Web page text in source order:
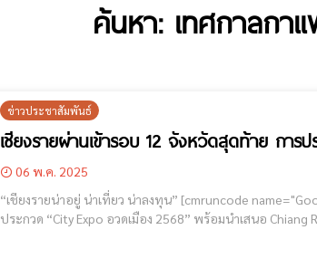
ค้นหา: เทศกาลกาแ
ข่าวประชาสัมพันธ์
เชียงรายผ่านเข้ารอบ 12 จังหวัดสุดท้าย การ
06 พ.ค. 2025
“เชียงรายน่าอยู่ น่าเที่ยว น่าลงทุน” [cmruncode name="GoogleADS"] เชียงรายผ่านเข้ารอบ 12 จังหวัดสุดท้าย จาก 51 จังหวัดทั่วประเทศ ในการ
ประกวด “City Expo อวดเมือง 2568” พร้อมนำเสนอ